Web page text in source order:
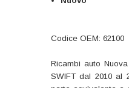
Codice OEM: 62100
Ricambi auto
SWIFT dal 2010 al